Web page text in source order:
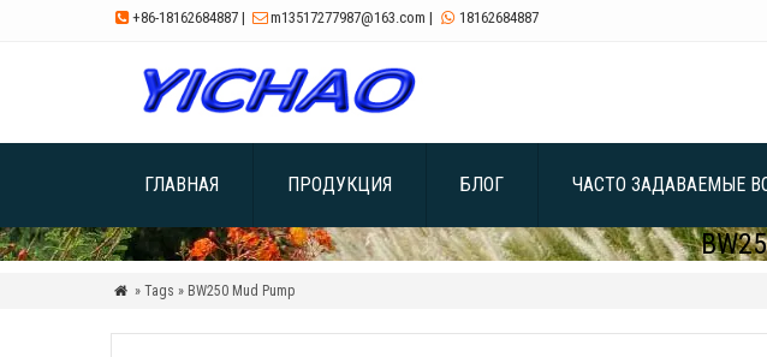
 +86-18162684887 | m13517277987@163.com |  18162684887
ГЛАВНАЯ ПРОДУКЦИЯ БЛОГ ЧАСТО ЗАДАВАЕМЫЕ
 » Tags » BW250 Mud Pump